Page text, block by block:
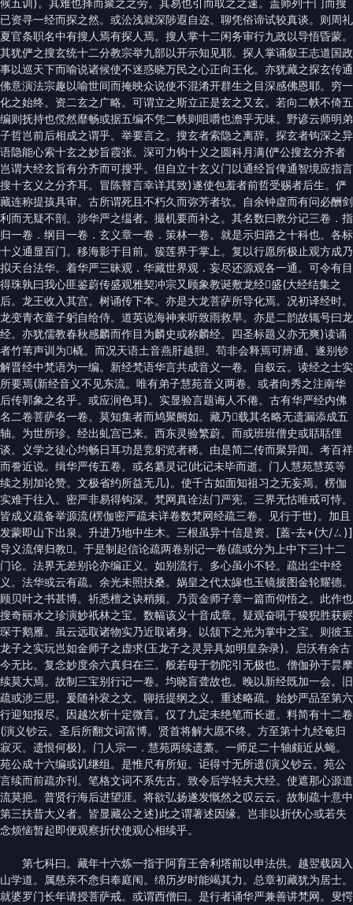
候五训)。其难也择而聚之之劳。其易也引而取之之速。盖师列十门而搜
已资寻一经而探之然。或㳂浅就深陟遐自迩。聊凭俗谛试较真谈。则周礼
夏官条职名中有搜人焉有探人焉。搜人掌十二闲务审行九政以导悟昏蒙。
其犹俨之搜玄统十二分教宗举九部以开示知见耶。探人掌诵叙王志道国政
事以巡天下而喻说诸候使不迷惑晓万民之心正向王化。亦犹藏之探玄传通
佛意演法宗趣以喻世间而掩映众说使不混淆开群生之目深感佛恩耶。穷一
化之始终。资二玄之广略。可谓立之斯立正是玄之又玄。若向二帙不倚五
编则抚持也傥然靡畅或据五编不凭二帙则咀嚼也澹乎无味。野谚云师明弟
子哲岂前后相成之谓乎。举要言之。搜玄者索隐之离辞。探玄者钩深之异
语隐能心索十玄之妙旨霞张。深可力钩十义之圆科月满(俨公搜玄分齐者
岂谓大经玄旨有分齐而可搜乎。但自立十玄义门以通经旨俾通智境应指言
搜十玄义之分齐耳。冒陈瞽言幸详其致)遂使包羞者前哲受赐者后生。俨
藏连称提孩具审。古所谓死且不朽久而弥芳者欤。自余钟虚而有问必酬剑
利而无疑不剖。涉华严之缊者。撮机要而补之。其名数曰教分记三卷．指
归一卷．纲目一卷．玄义章一卷．策林一卷。就是示归路之十科也。各标
十义通显百门。移海影于目前。簇莲界于掌上。复以行愿所极止观方成乃
拟天台法华。着华严三昧观．华藏世界观．妄尽还源观各一通。可令有目
得珠孰曰我心匪鉴蔚传盛观雅契冲宗又顾象教诞敷龙经𥧲盛(大经结集之
后。龙王收入其宫。树诵传下本。亦是大龙菩萨所导化焉。况初译经时。
龙变青衣童子躬自给侍。道英说海神来听致雨救旱。亦是二韵故辄号曰龙
经。亦犹儒教春秋感麟而作目为麟史或称麟经。四圣标题义亦无爽)读诵
者竹苇声训为𥱼橇。而况天语土音燕肝越胆。苟非会释焉可辨通。遂别钞
解晋经中梵语为一编。新经梵语华言共成音义一卷。自叙云。读经之士实
所要焉(新经音义不见东流。唯有弟子慧苑音义两卷。或者向秀之注南华
后传郭象之名乎。或应润色耳)。实显验言题诲人不倦。古有华严经内佛
名二卷菩萨名一卷。莫知集者而鸠聚阙如。藏乃𨵃载其名略无遗漏添成五
轴。为世所珍。经出虬宫已来。西东灵验繁蔚。而或班班僧史或聒聒俚
谈。义学之徒心均畅日耳功是竞躬览者稀。由是简二传而聚异闻。考百祥
而誊近说。缉华严传五卷。或名纂灵记(此记未毕而逝。门人慧苑慧英等
续之别加论赞。文极省约所益无几)。使千古如面知祖习之无妄焉。楞伽
实难于往入。密严非易得钩深。梵网真诠法门严宪。三界无怙唯戒可恃。
皆成义疏备举源流(楞伽密严疏未详卷数梵网经疏三卷。见行于世)。加且
发蒙即山下出泉。升进乃地中生木。三根虽异十信是资。[蓋-去+(大/ㄙ)]
导义流俾归教𥧲。于是制起信论疏两卷别记一卷(疏或分为上中下三)十二
门论。法界无差别论亦编正义。如别流行。多心虽小不轻。疏出尘中经
义。法华或云有疏。余光未照扶桑。娲皇之代太皞也玉镜披图金轮耀德。
顾贝叶之书甚博。祈悉檀之诀稍频。乃贡金师子章一篇而仰悟之。此作也
搜奇丽水之珍演妙祇林之宝。数幅该义十音成章。疑观奋吼于狻猊胜获赆
琛于鹅雁。虽云远取诸物实乃近取诸身。以颔下之光为掌中之宝。则彼玉
龙子之实玩岂如金师子之虚求(玉龙子之灵异具如明皇杂录)。启沃有余古
今无比。复念妙度余六真归在三。般若母于勃陀引无极也。僧伽孙于昙摩
续莫大焉。故制三宝别行记一卷。均晓盲聋故也。晚以新经既加一会。旧
疏或涉三思。爰随补衮之文。聊括提纲之义。重述略疏。始妙严品至第六
行迎知报尽。因越次析十定微言。仅了九定未绝笔而长逝。料简有十二卷
(演义钞云。圣后所翻文词富博。贤首将解大愿不终。方至第十九经奄归
寂灭。遗恨何极)。门人宗一．慧苑两续遗藁。一师足二十轴颇近从蝇。
苑公成十六编或讥继组。是惟尺有所短。讵得寸无所遗(演义钞云。苑公
言续而前疏亦刊。笔格文词不系先古。致令后学轻夫大经。使遮那心源道
流莫挹。普贤行海后进望涯。将欲弘扬遂发慨然之叹云云。故制疏十意中
第三扶昔大义者。皆显藏公之述)此之谓著述因缘。岂非以折伏心或若失
念烦恼暂起即便观察折伏使观心相续乎。
第七科曰。藏年十六炼一指于阿育王舍利塔前以申法供。越翌载因入
山学道。属慈亲不悆归奉庭闱。绵历岁时能竭其力。总章初藏犹为居士。
就婆罗门长年请授菩萨戒。或谓西僧曰。是行者诵华严兼善讲梵网。叟愕